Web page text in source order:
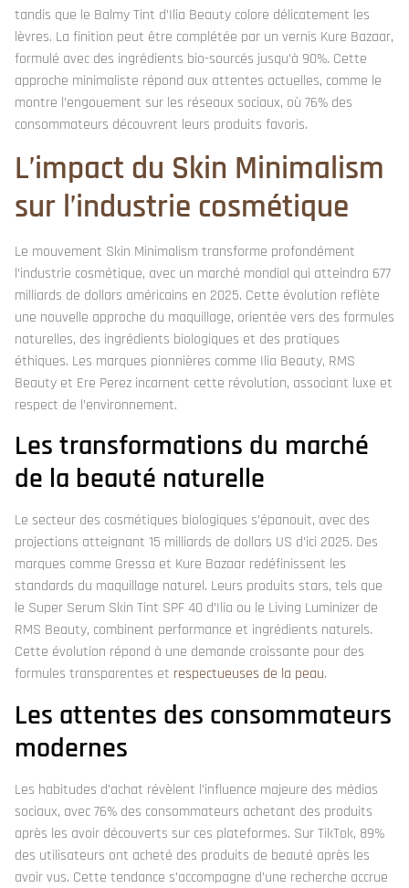
tandis que le Balmy Tint d’Ilia Beauty colore délicatement les
lèvres. La finition peut être complétée par un vernis Kure Bazaar,
formulé avec des ingrédients bio-sourcés jusqu’à 90%. Cette
approche minimaliste répond aux attentes actuelles, comme le
montre l’engouement sur les réseaux sociaux, où 76% des
consommateurs découvrent leurs produits favoris.
L’impact du Skin Minimalism
sur l’industrie cosmétique
Le mouvement Skin Minimalism transforme profondément
l’industrie cosmétique, avec un marché mondial qui atteindra 677
milliards de dollars américains en 2025. Cette évolution reflète
une nouvelle approche du maquillage, orientée vers des formules
naturelles, des ingrédients biologiques et des pratiques
éthiques. Les marques pionnières comme Ilia Beauty, RMS
Beauty et Ere Perez incarnent cette révolution, associant luxe et
respect de l’environnement.
Les transformations du marché
de la beauté naturelle
Le secteur des cosmétiques biologiques s’épanouit, avec des
projections atteignant 15 milliards de dollars US d’ici 2025. Des
marques comme Gressa et Kure Bazaar redéfinissent les
standards du maquillage naturel. Leurs produits stars, tels que
le Super Serum Skin Tint SPF 40 d’Ilia ou le Living Luminizer de
RMS Beauty, combinent performance et ingrédients naturels.
Cette évolution répond à une demande croissante pour des
formules transparentes et respectueuses de la peau.
Les attentes des consommateurs
modernes
Les habitudes d’achat révèlent l’influence majeure des médias
sociaux, avec 76% des consommateurs achetant des produits
après les avoir découverts sur ces plateformes. Sur TikTok, 89%
des utilisateurs ont acheté des produits de beauté après les
avoir vus. Cette tendance s’accompagne d’une recherche accrue